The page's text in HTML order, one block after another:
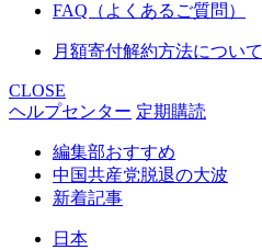
FAQ（よくあるご質問）
月額寄付解約方法について
CLOSE
ヘルプセンター 定期購読
編集部おすすめ
中国共産党脱退の大波
新着記事
日本